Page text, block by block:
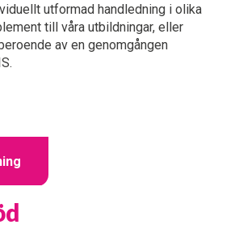
utformad handledning i olika
till våra utbildningar, eller
av en genomgången